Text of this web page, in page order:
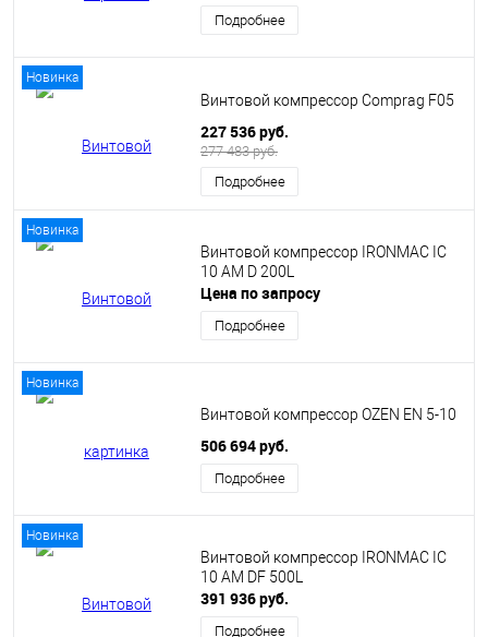
Подробнее
Новинка
Винтовой компрессор Comprag F05
227 536 руб.
277 483 руб.
Подробнее
Новинка
Винтовой компрессор IRONMAC IC
10 AM D 200L
Цена по запросу
Подробнее
Новинка
Винтовой компрессор OZEN EN 5-10
506 694 руб.
Подробнее
Новинка
Винтовой компрессор IRONMAC IC
10 AM DF 500L
391 936 руб.
Подробнее